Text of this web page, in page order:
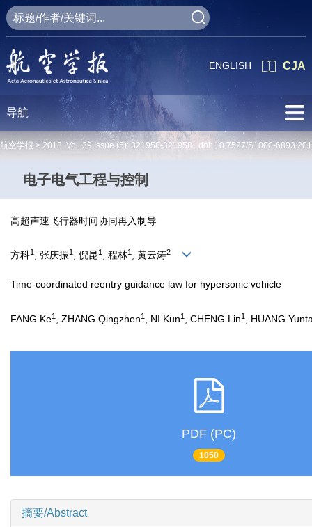
CJA
ENGLISH
导航
航空学报 > 2018, Vol. 39 Issue (5): 321958-321958 doi: 10.7527/S1000-
电子电气工程与控制
高超声速飞行器时间协同再入制导
方科1 , 张庆振1 , 倪昆1 , 程林1 , 黄云涛2
Time-coordinated reentry guidance law for hypersonic vehicle
FANG Ke1 , ZHANG Qingzhen1 , NI Kun1 , CHENG Lin1 , HUANG
PDF (PC)
1050
摘要/Abstract